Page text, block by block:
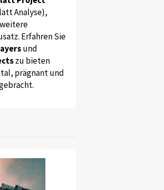
Analyse),
Erfahren Sie
und
zu bieten
prägnant und